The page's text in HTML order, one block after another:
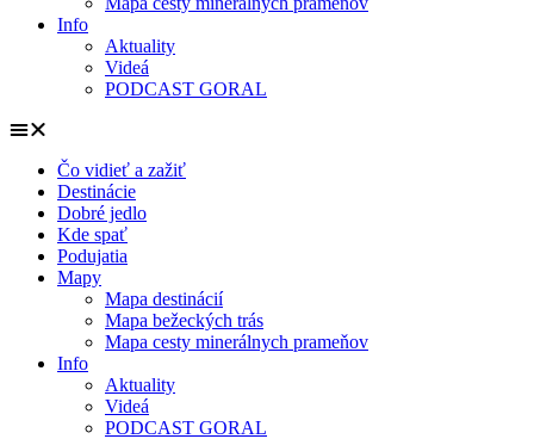
Info
Aktuality
Videá
PODCAST GORAL
Čo vidieť a zažiť
Destinácie
Dobré jedlo
Kde spať
Podujatia
Mapy
Mapa destinácií
Mapa bežeckých trás
Mapa cesty minerálnych prameňov
Info
Aktuality
Videá
PODCAST GORAL